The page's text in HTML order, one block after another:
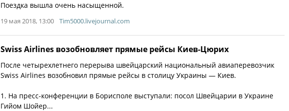
Поездка вышла очень насыщенной.
19 мая 2018, 13:00 Tim5000.livejournal.com
Swiss Airlines возобновляет прямые рейсы Киев-Цюрих
После четырехлетнего перерыва швейцарский национальный авиаперевозчик
Swiss Airlines возобновил прямые рейсы в столицу Украины — Киев.
1. На пресс-конференции в Борисполе выступали: посол Швейцарии в Украине
Гийом Шойер...